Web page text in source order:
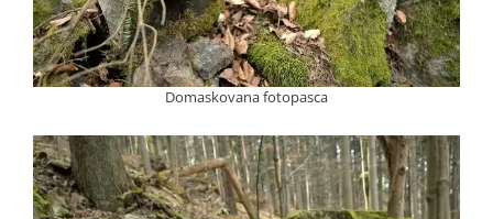
Domaskovana fotopasca